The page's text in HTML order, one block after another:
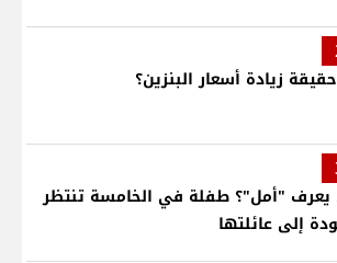
زيادة أسعار البنزين؟
"أمل"؟ طفلة في الخامسة تنتظر
إلى عائلتها